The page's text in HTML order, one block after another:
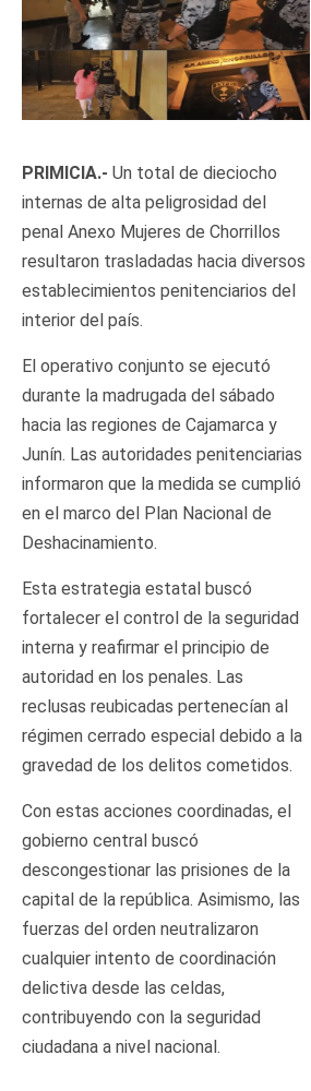
PRIMICIA.- Un total de dieciocho
internas de alta peligrosidad del
penal Anexo Mujeres de Chorrillos
resultaron trasladadas hacia diversos
establecimientos penitenciarios del
interior del país.
El operativo conjunto se ejecutó
durante la madrugada del sábado
hacia las regiones de Cajamarca y
Junín. Las autoridades penitenciarias
informaron que la medida se cumplió
en el marco del Plan Nacional de
Deshacinamiento.
Esta estrategia estatal buscó
fortalecer el control de la seguridad
interna y reafirmar el principio de
autoridad en los penales. Las
reclusas reubicadas pertenecían al
régimen cerrado especial debido a la
gravedad de los delitos cometidos.
Con estas acciones coordinadas, el
gobierno central buscó
descongestionar las prisiones de la
capital de la república. Asimismo, las
fuerzas del orden neutralizaron
cualquier intento de coordinación
delictiva desde las celdas,
contribuyendo con la seguridad
ciudadana a nivel nacional.